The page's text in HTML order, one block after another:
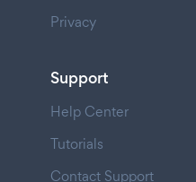
Privacy
Support
Help Center
Tutorials
Contact Support